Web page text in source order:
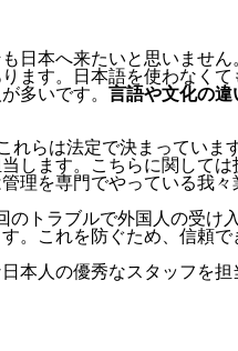
日本へ来たいと思いませ
ます。日本語を使わなくて
多いです。 言語や文化の違
れらは法定で決まっていま
します。こちらに関して
理を専門でやっている我々
トラブルで外国人の受け
。これを防ぐため、信頼
本人の優秀なスタッフを担